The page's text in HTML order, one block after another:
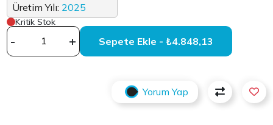
Üretim Yılı: 2025
Kritik Stok
- + Sepete Ekle - ₺4.848,13
Yorum Yap